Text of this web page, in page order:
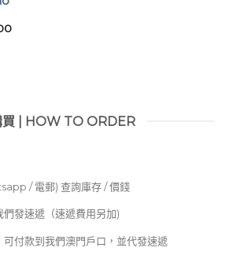
買 | HOW TO ORDER
/ 電郵) 查詢庫存 / 價錢
發速遞（速遞費用另加)
付款到我們澳門戶口，並代發速遞